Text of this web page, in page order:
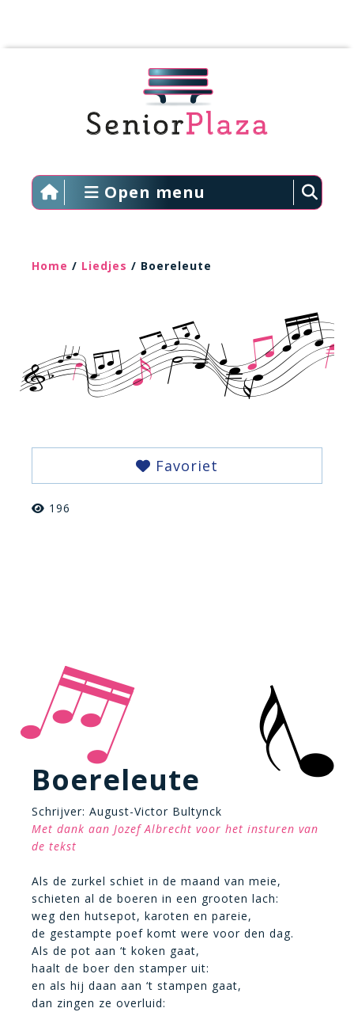
Open menu
Home / Liedjes / Boereleute
Favoriet
196
Boereleute
Schrijver: August-Victor Bultynck
Met dank aan Jozef Albrecht voor het insturen van
de tekst
Als de zurkel schiet in de maand van meie,
schieten al de boeren in een grooten lach:
weg den hutsepot, karoten en pareie,
de gestampte poef komt were voor den dag.
Als de pot aan ‘t koken gaat,
haalt de boer den stamper uit:
en als hij daan aan ‘t stampen gaat,
dan zingen ze overluid: